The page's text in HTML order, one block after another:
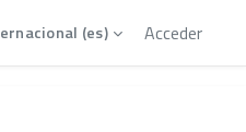
‎(es)‎ Acceder